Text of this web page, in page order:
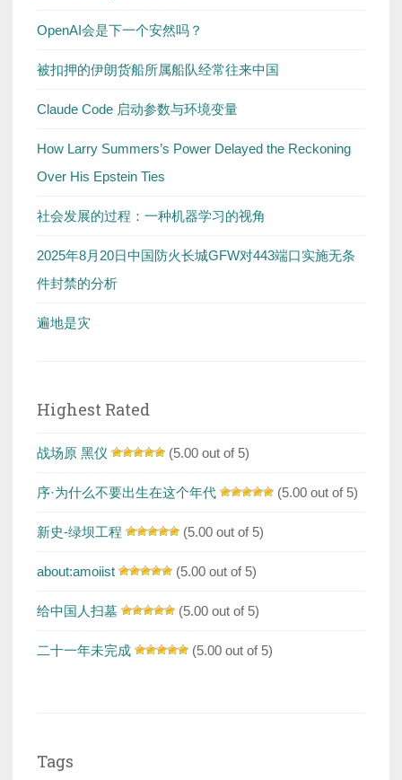
OpenAI会是下一个安然吗？
被扣押的伊朗货船所属船队经常往来中国
Claude Code 启动参数与环境变量
How Larry Summers’s Power Delayed the Reckoning
Over His Epstein Ties
社会发展的过程：一种机器学习的视角
2025年8月20日中国防火长城GFW对443端口实施无条
件封禁的分析
遍地是灾
Highest Rated
战场原 黑仪 (5.00 out of 5)
序·为什么不要出生在这个年代 (5.00 out of 5)
新史-绿坝工程 (5.00 out of 5)
about:amoiist (5.00 out of 5)
给中国人扫墓 (5.00 out of 5)
二十一年未完成 (5.00 out of 5)
Tags